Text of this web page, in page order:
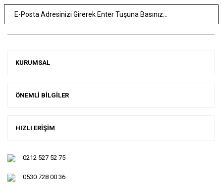
KURUMSAL
ÖNEMLİ BİLGİLER
HIZLI ERİŞİM
0212 527 52 75
0530 728 00 36